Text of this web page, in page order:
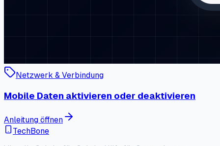
Netzwerk & Verbindung
Mobile Daten aktivieren oder deaktivieren
Anleitung öffnen
TechBone